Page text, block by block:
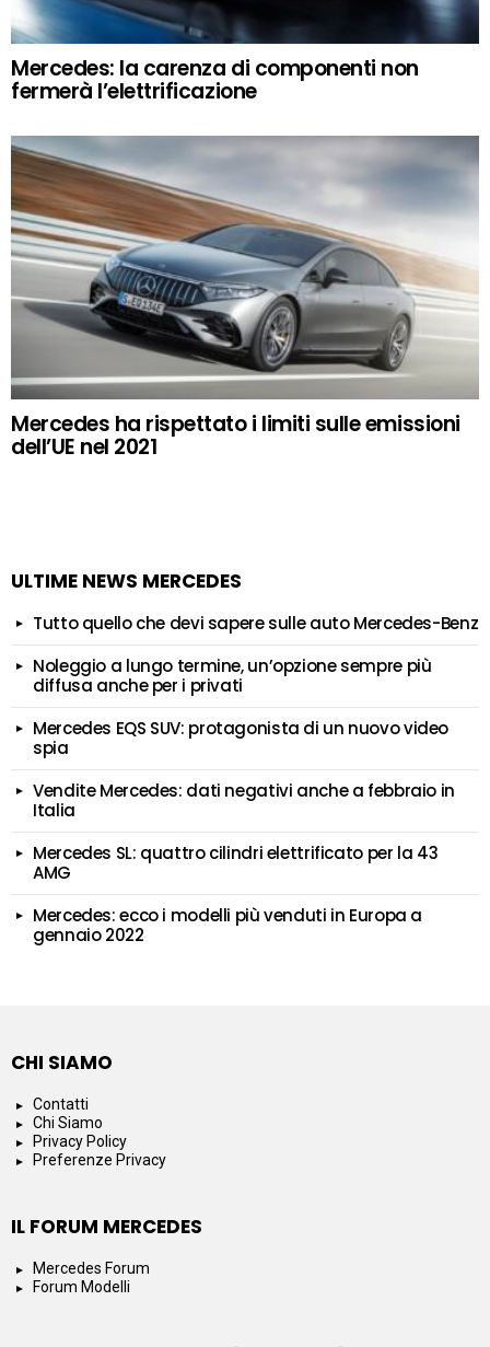
Mercedes: la carenza di componenti non
fermerà l’elettrificazione
Mercedes ha rispettato i limiti sulle emissioni
dell’UE nel 2021
ULTIME NEWS MERCEDES
Tutto quello che devi sapere sulle auto Mercedes-Benz
Noleggio a lungo termine, un’opzione sempre più
diffusa anche per i privati
Mercedes EQS SUV: protagonista di un nuovo video
spia
Vendite Mercedes: dati negativi anche a febbraio in
Italia
Mercedes SL: quattro cilindri elettrificato per la 43
AMG
Mercedes: ecco i modelli più venduti in Europa a
gennaio 2022
CHI SIAMO
Contatti
Chi Siamo
Privacy Policy
Preferenze Privacy
IL FORUM MERCEDES
Mercedes Forum
Forum Modelli